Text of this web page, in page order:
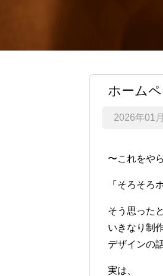
ホーム
2026年01
〜これをや
「そろそろ
そう思った
いきなり制
デザインの
実は、